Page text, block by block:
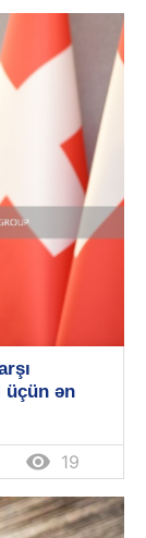
üçün ən
 19